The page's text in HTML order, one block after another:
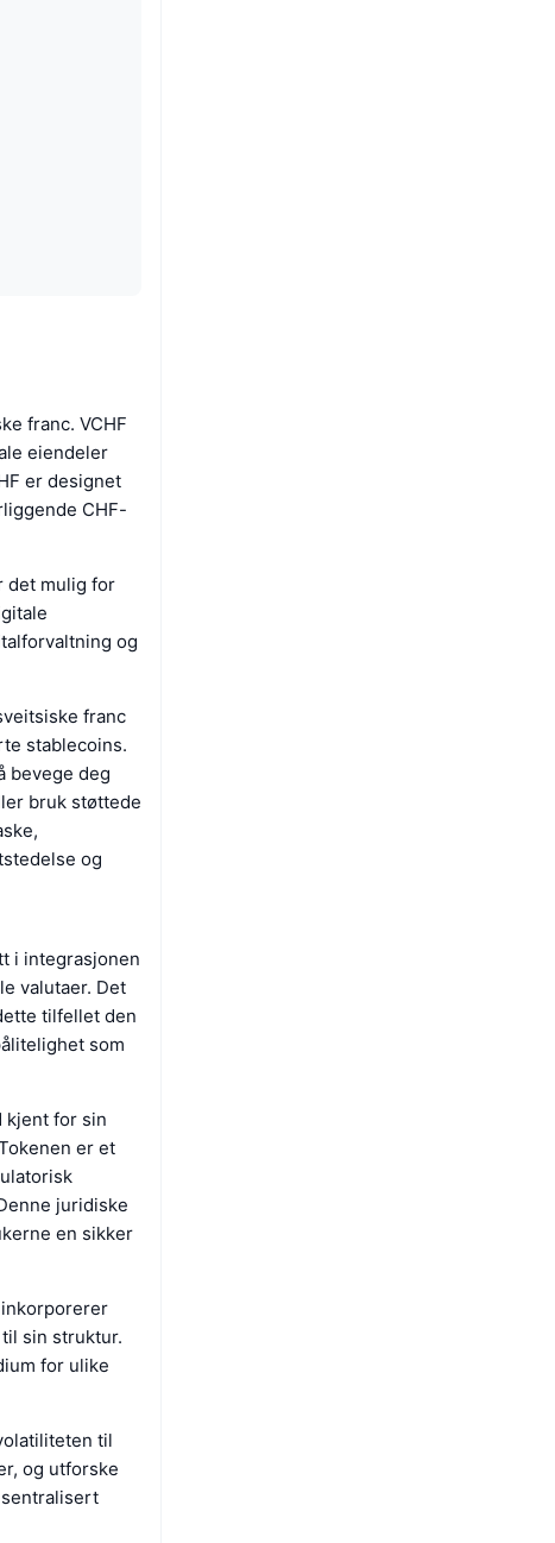
franc. VCHF
eiendeler
er designet
CHF-
det mulig for
og
franc
stablecoins.
bevege deg
bruk støttede
og
i integrasjonen
valutaer. Det
tilfellet den
som
kjent for sin
er et
juridiske
en sikker
sin struktur.
for ulike
til
og utforske